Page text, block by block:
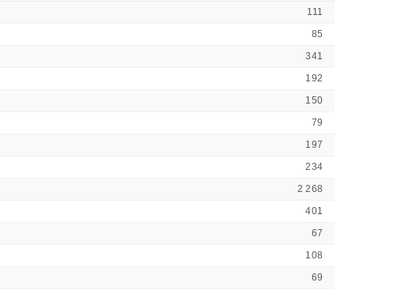
111
85
341
192
150
79
197
234
2 268
401
67
108
69